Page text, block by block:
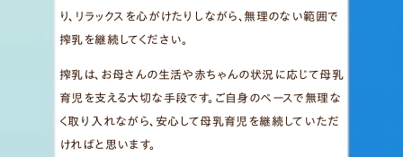
り、リラックスを心がけたりしながら、無理のない範囲で
搾乳を継続してください。
搾乳は、お母さんの生活や赤ちゃんの状況に応じて母乳
育児を支える大切な手段です。ご自身のペースで無理な
く取り入れながら、安心して母乳育児を継続していただ
ければと思います。